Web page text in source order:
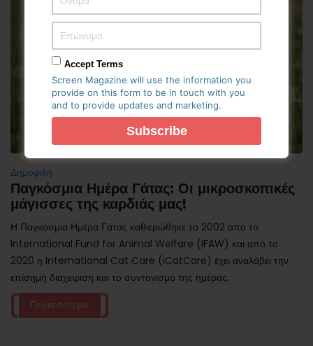
Δημοφιλή
Παγκόσμια Ημέρα Γάτας: Οι μικροσκοπικές
μάγισσες της καρδιάς μας!
Η Παγκόσμια Ημέρα Γάτας καθιερώθηκε το 2002 από το
International Fund for Animal Welfare (IFAW) και από το
2020 η International Cat Care (iCatCare) έχει αναλάβει την
επίσημη διαχείριση και το συντονισμό της ημέρας.
Περισσότερα
Accept Terms
Screen Magazine will use the information you
provide on this form to be in touch with you
and to provide updates and marketing.